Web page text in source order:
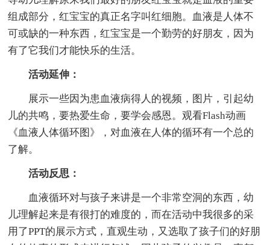
组成部分，红宝宝的真正名字叫红细胞。血液是人体不
可或缺的一种东西，红宝宝是一个勤劳的好朋友，因为
有了它我们才能快乐的生活。
活动延伸：
展示一些因为患血液病得人的视频，图片，引起幼
儿的共鸣，要热爱生命，要学会感恩。观看Flash动画
《血液人体循环图》，对血液在人体的循环有一个总的
了解。
活动反思：
血液循环对与孩子来讲是一个非常空洞的东西，幼
儿理解起来是有很打的难度的，而在活动中我很多的采
用了PPT的展示方式，直观生动，又选取了孩子们的好朋